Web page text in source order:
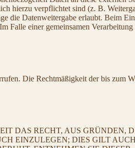
hierzu verpflichtet sind (z. B.
die Datenweitergabe erlaubt. Beim
Falle einer gemeinsamen
Die Rechtmäßigkeit der bis zum
DAS RECHT, AUS GRÜNDEN,
EINZULEGEN; DIES GILT